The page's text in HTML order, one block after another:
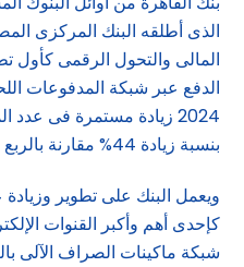
الذى أطلقه البنك المركزى
المالى والتحول الرقمى
الدفع عبر شبكة المدفوعات
2024 زيادة مستمرة فى
بنسبة زيادة 44% مقارنة بالربع الأخير لعام 2023.
ويعمل البنك على تطوير
كإحدى أهم وأكبر القنوات